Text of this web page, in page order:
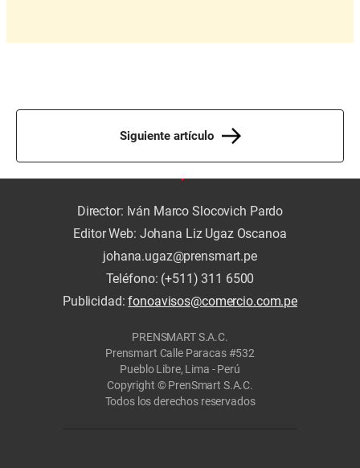
Siguiente artículo
Director: Iván Marco Slocovich Pardo
Editor Web: Johana Liz Ugaz Oscanoa
johana.ugaz@prensmart.pe
Teléfono: (+511) 311 6500
Publicidad:fonoavisos@comercio.com.pe
PRENSMART S.A.C.
Prensmart Calle Paracas #532
Pueblo Libre, Lima - Perú
Copyright © PrenSmart S.A.C.
Todos los derechos reservados